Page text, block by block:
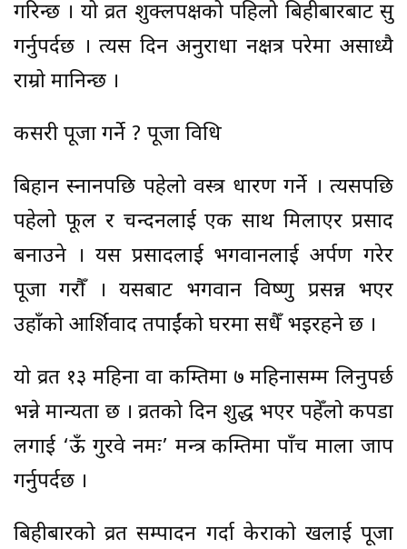
गरिन्छ । यो व्रत शुक्लपक्षको पहिलो बिहीबारबाट सुरु
गर्नुपर्दछ । त्यस दिन अनुराधा नक्षत्र परेमा असाध्यै
राम्रो मानिन्छ ।
कसरी पूजा गर्ने ? पूजा विधि
बिहान स्नानपछि पहेलो वस्त्र धारण गर्ने । त्यसपछि
पहेलो फूल र चन्दनलाई एक साथ मिलाएर प्रसाद
बनाउने । यस प्रसादलाई भगवानलाई अर्पण गरेर
पूजा गरौँ । यसबाट भगवान विष्णु प्रसन्न भएर
उहाँको आर्शिवाद तपाईंको घरमा सधैँ भइरहने छ ।
यो व्रत १३ महिना वा कम्तिमा ७ महिनासम्म लिनुपर्छ
भन्ने मान्यता छ । व्रतको दिन शुद्ध भएर पहेँलो कपडा
लगाई ‘ऊँ गुरवे नमः’ मन्त्र कम्तिमा पाँच माला जाप
गर्नुपर्दछ ।
बिहीबारको व्रत सम्पादन गर्दा केराको रुखलाई पूजा